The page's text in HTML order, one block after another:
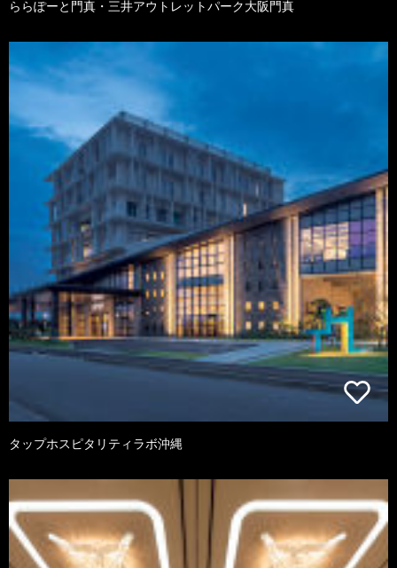
ららぽーと門真・三井アウトレットパーク大阪門真
タップホスピタリティラボ沖縄